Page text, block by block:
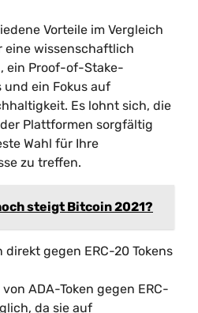
Vorteile im Vergleich
eine wissenschaftlich
ein Proof-of-Stake-
und ein Fokus auf
Es lohnt sich, die
Plattformen sorgfältig
Wahl für Ihre
zu treffen.
steigt Bitcoin 2021?
direkt gegen ERC-20 Tokens
ADA-Token gegen ERC-
da sie auf